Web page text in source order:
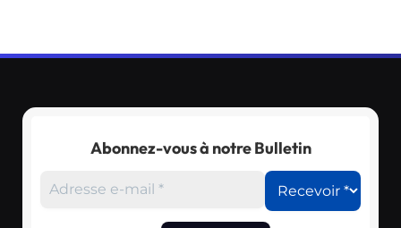
Abonnez-vous à notre Bulletin